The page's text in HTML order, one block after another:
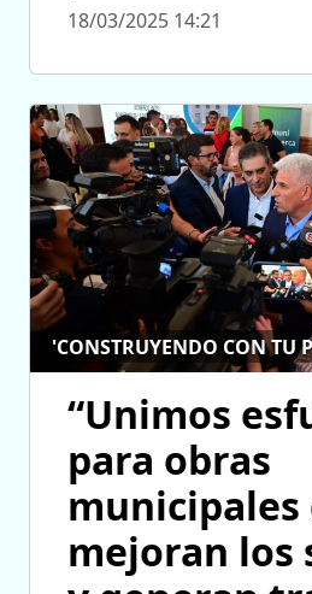
18/03/2025 14:21
'CONSTRUYENDO CON TU
“Unimos
para obras
municipales
mejoran los